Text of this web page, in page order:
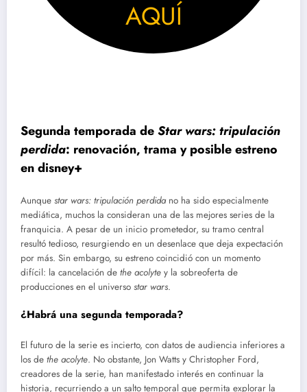
AQUÍ
Segunda temporada deStar wars: tripulación
perdida: renovación, trama y posible estreno
en disney+
Aunque star wars: tripulación perdidano ha sido especialmente
mediática, muchos la consideran una de las mejores series de la
franquicia. A pesar de un inicio prometedor, su tramo central
resultó tedioso, resurgiendo en un desenlace que deja expectación
por más. Sin embargo, su estreno coincidió con un momento
difícil: la cancelación de the acolyte y la sobreoferta de
producciones en el universo star wars.
¿Habrá una segunda temporada?
El futuro de la serie es incierto, con datos de audiencia inferiores a
los de the acolyte. No obstante, Jon Watts y Christopher Ford,
creadores de la serie, han manifestado interés en continuar la
historia, recurriendo a un salto temporal que permita explorar la